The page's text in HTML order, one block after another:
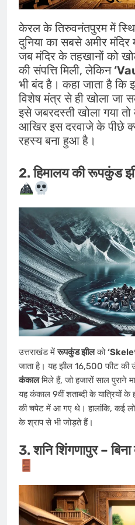
केरल के तिरुवनंतपुरम में
दुनिया का सबसे अमीर मंदिर
जब मंदिर के तहखानों को
की संपत्ति मिली, लेकिन
भी बंद है। कहा जाता है कि
विशेष मंत्र से ही खोला जा
इसे जबरदस्ती खोला गया
आखिर इस दरवाजे के पीछे
रहस्य बना हुआ है।
2. हिमालय की रूपकुंड
उत्तराखंड मेंरूपकुंड झीलको
जाता है। यह झील 16,500 फीट की
कंकालमिले हैं, जो हजारों साल पुराने
यह कंकाल 9वीं शताब्दी के यात्रियों के
की चपेट में आ गए थे। हालांकि, कई
के श्राप से भी जोड़ते हैं।
3. शनि शिंगणापुर – बिना